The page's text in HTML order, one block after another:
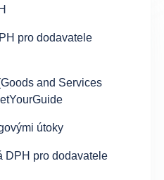
pro dodavatele
and Services
útoky
DPH pro dodavatele